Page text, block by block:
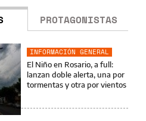
PROTAGONISTAS
INFORMACIÓN GENERAL
El Niño en Rosario, a full:
lanzan doble alerta, una por
tormentas y otra por vientos